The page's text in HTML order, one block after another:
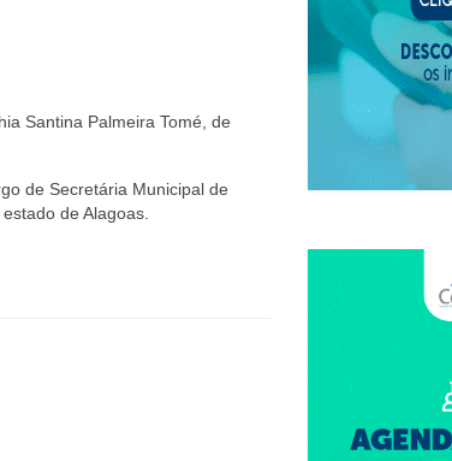
Santina Palmeira Tomé, de
de Secretária Municipal de
de Alagoas.